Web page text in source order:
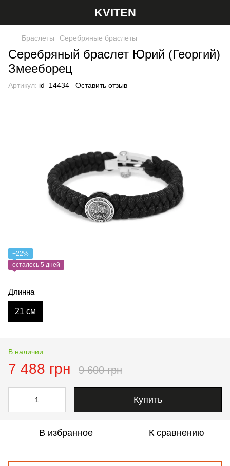
KVITEN
Браслеты Серебряные браслеты
Серебряный браслет Юрий (Георгий)
Змееборец
Артикул: id_14434 Оставить отзыв
−22%
осталось 5 дней
Длинна
21 см
В наличии
7 488 грн 9 600 грн
Купить
В избранное К сравнению